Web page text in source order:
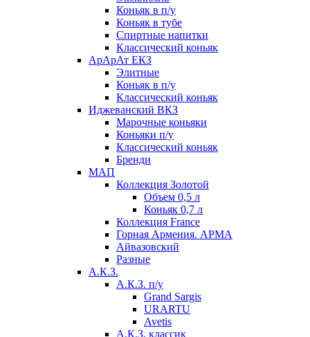
Коньяк в п/у
Коньяк в тубе
Спиртные напитки
Классический коньяк
АрАрАт ЕКЗ
Элитные
Коньяк в п/у
Классический коньяк
Иджеванский ВКЗ
Марочные коньяки
Коньяки п/у
Классический коньяк
Бренди
МАП
Коллекция Золотой
Объем 0,5 л
Коньяк 0,7 л
Коллекция France
Горная Армения. АРМА
Айвазовский
Разные
А.К.З.
А.К.З. п/у
Grand Sargis
URARTU
Avetis
А.К.З. классик